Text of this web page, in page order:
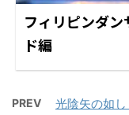
フィリピンダ
ド編
PREV
光陰矢の如